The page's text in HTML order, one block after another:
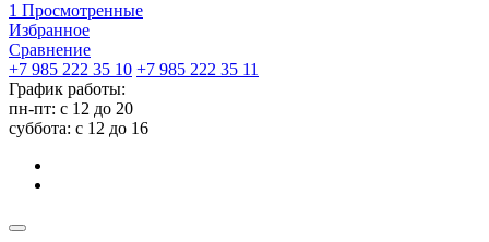
1 Просмотренные
Избранное
Сравнение
+7 985 222 35 10 +7 985 222 35 11
График работы:
пн-пт: с 12 до 20
суббота: c 12 до 16